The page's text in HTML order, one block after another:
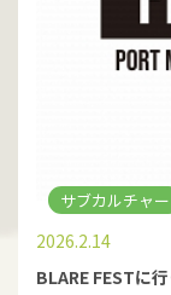
サブカルチャー
2026.2.14
BLARE FESTに